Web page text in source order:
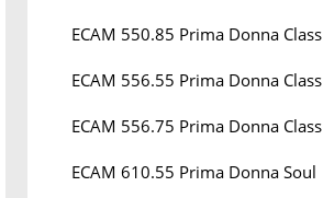
ECAM 550.85 Prima Donna Class
ECAM 556.55 Prima Donna Class
ECAM 556.75 Prima Donna Class
ECAM 610.55 Prima Donna Soul